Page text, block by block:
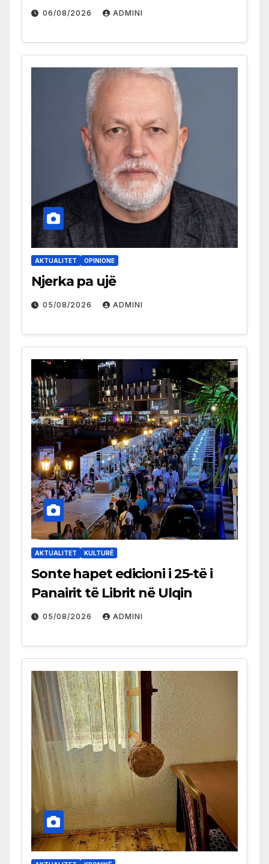
06/08/2026 ADMINI
AKTUALITET OPINIONE
Njerka pa ujë
05/08/2026 ADMINI
AKTUALITET KULTURË
Sonte hapet edicioni i 25-të i
Panairit të Librit në Ulqin
05/08/2026 ADMINI